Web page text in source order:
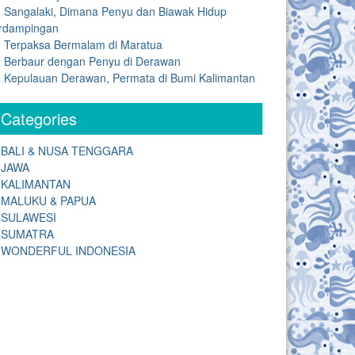
Sangalaki, Dimana Penyu dan Biawak Hidup
Terpaksa Bermalam di Maratua
Berbaur dengan Penyu di Derawan
Kepulauan Derawan, Permata di Bumi Kalimantan
Categories
BALI & NUSA TENGGARA
JAWA
KALIMANTAN
MALUKU & PAPUA
SULAWESI
SUMATRA
WONDERFUL INDONESIA